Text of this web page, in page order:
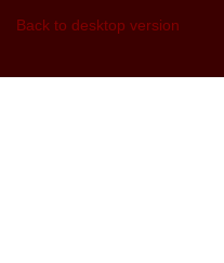
Back to desktop version